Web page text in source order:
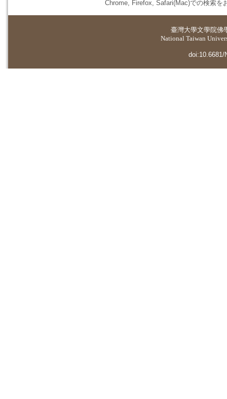
Chrome, Firefox, Safari(Mac)での検索を
臺灣大學文學院佛
National Taiwan
doi:10.6681/